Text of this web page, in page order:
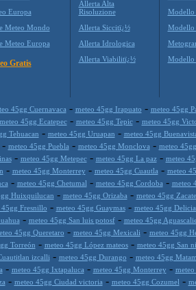
Europa
Meteo Mondo
Meteo Europa
Gratis
Allerta Alta
Risoluzione
Allerta Siccitï¿½
Allerta Idrologica
Allerta Viabilitï¿½
Modello
Modello
Modello
45gg Cuernavaca - meteo 45gg Irapuato - meteo 45gg
meteo 45gg Ecatepec- meteo 45gg Tepic- meteo 45gg
Tehuacan - meteo 45gg Uruapan - meteo 45gg
- meteo 45gg Puebla - meteo 45gg Monclova - meteo
- meteo 45gg Metepec- meteo 45gg La paz - meteo
- meteo 45gg Monterrey - meteo 45gg Cuautla - meteo
- meteo 45gg Chetumal - meteo 45gg Cordoba - meteo
Huixquilucan - meteo 45gg Orizaba - meteo 45gg
45gg Fresnillo - meteo 45gg Guaymas- meteo 45gg
- meteo 45gg San luis potosf- meteo 45gg
45gg Queretaro - meteo 45gg Mexicali - meteo 45gg
Torreón - meteo 45gg López mateos- meteo 45gg San
izcalli - meteo 45gg Durango - meteo 45gg
- meteo 45gg Ixtapaluca - meteo 45gg Monterrey -
- meteo 45gg Ciudad victoria - meteo 45gg Cozumel -